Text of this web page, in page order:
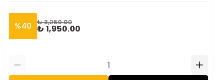
%40 ₺ 3,250.00
₺ 1,950.00